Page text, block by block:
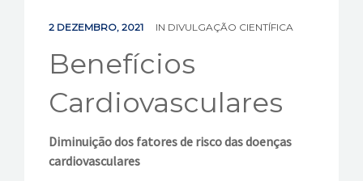
VÍDEOS
CONTATOS
BOLETIM
2 DEZEMBRO, 2021 IN DIVULGAÇÃO CIENTÍFICA
Benefícios
Cardiovasculares
Diminuição dos fatores de risco das doenças
cardiovasculares